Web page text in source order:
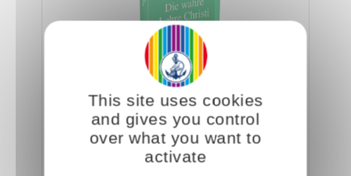
Omraam Mikhaël Aïvanhov zufolge ist die
ganze Lehre Christi in den wenigen Zeilen des
Vaterunser enthalten. Er sagt: "Ein Eingeweihter
This site uses cookies
and gives you control
over what you want to
activate